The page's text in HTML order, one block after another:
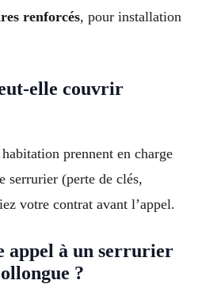
renforcés, pour installation
elle couvrir
prennent en charge
serrurier (perte de clés,
votre contrat avant l’appel.
appel à un serrurier
?